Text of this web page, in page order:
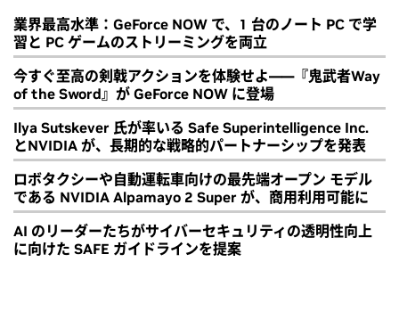
業界最高水準：GeForce NOW で、1 台のノート PC で学
習と PC ゲームのストリーミングを両立
今すぐ至高の剣戟アクションを体験せよ――『鬼武者Way
of the Sword』が GeForce NOW に登場
Ilya Sutskever 氏が率いる Safe Superintelligence Inc.
とNVIDIA が、長期的な戦略的パートナーシップを発表
ロボタクシーや自動運転車向けの最先端オープン モデル
である NVIDIA Alpamayo 2 Super が、商用利用可能に
AI のリーダーたちがサイバーセキュリティの透明性向上
に向けた SAFE ガイドラインを提案